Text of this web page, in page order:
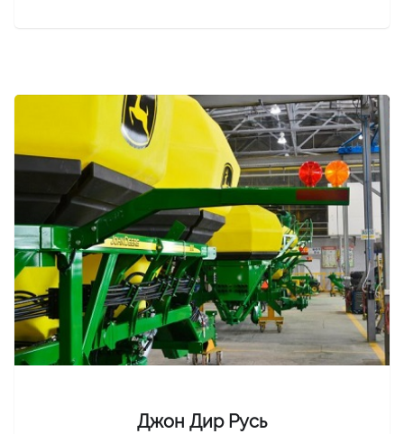
Джон Дир Русь